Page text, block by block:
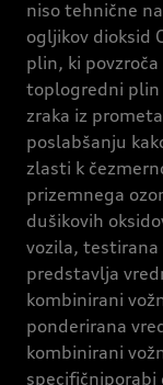
niso tehnične
ogljikov dioksid
plin, ki
toplogredni plin
zraka iz
poslabšanju
zlasti k
prizemnega
dušikovih
vozila, testirana
predstavlja
kombinirani
ponderirana
kombinirani
specifičniporabi